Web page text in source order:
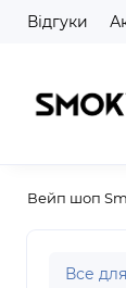
Відгуки
Вейп шоп
Все